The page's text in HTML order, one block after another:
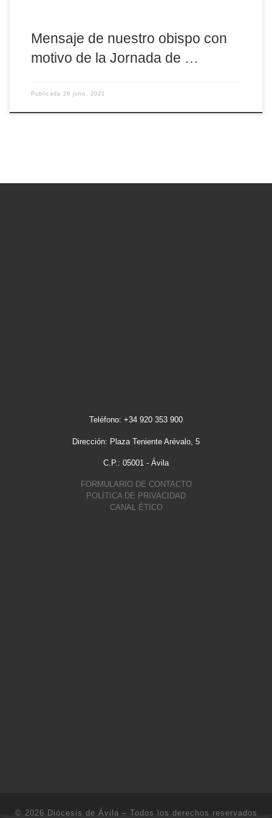
Mensaje de nuestro obispo con
motivo de la Jornada de …
Publicada 26 julio, 2021
Teléfono: +34 920 353 900
Dirección: Plaza Teniente Arévalo, 5
C.P.: 05001 - Ávila
FORMULARIO DE CONTACTO
POLÍTICA DE PRIVACIDAD
CANAL ÉTICO
© 2026 Diócesis de Ávila – Todos los derechos reservados